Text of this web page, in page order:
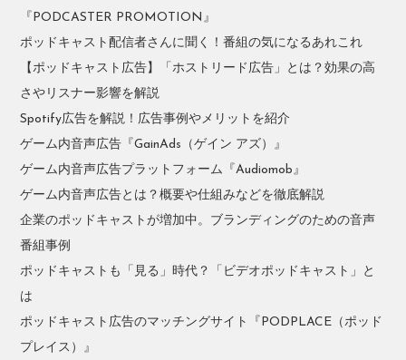
『PODCASTER PROMOTION』
ポッドキャスト配信者さんに聞く！番組の気になるあれこれ
【ポッドキャスト広告】「ホストリード広告」とは？効果の高
さやリスナー影響を解説
Spotify広告を解説！広告事例やメリットを紹介
ゲーム内音声広告『GainAds（ゲイン アズ）』
ゲーム内音声広告プラットフォーム『Audiomob』
ゲーム内音声広告とは？概要や仕組みなどを徹底解説
企業のポッドキャストが増加中。ブランディングのための音声
番組事例
ポッドキャストも「見る」時代？「ビデオポッドキャスト」と
は
ポッドキャスト広告のマッチングサイト『PODPLACE（ポッド
プレイス）』